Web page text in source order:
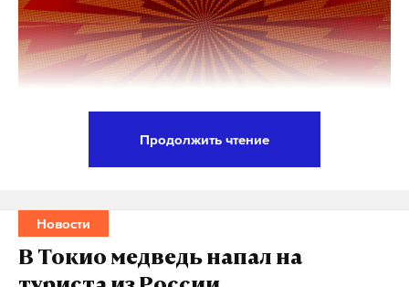
по сравнению с тем же периодом прошлого года,
заявил председатель Госдумы Вячеслав Володин.
Данные разнятся в зависимости от сотового
Продолжить чтение
Новости
В Токио медведь напал на